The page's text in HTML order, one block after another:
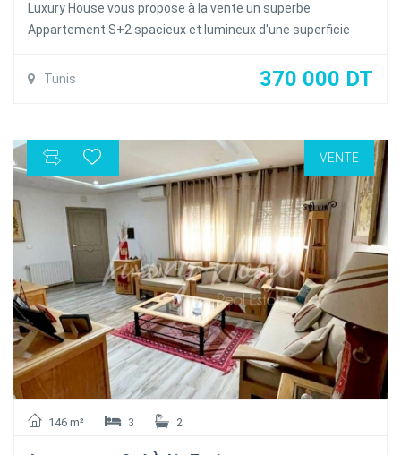
Luxury House vous propose à la vente un superbe
Appartement S+2 spacieux et lumineux d'une superficie
à la Marsa
,hotte , Four ) avec séchoir , deux chambres à coucher avec
dressing partageant une salle de bain commune .
L'appartement est équipée de la climatisation en Split et du
chauffage central .
Tunis 370 000 DT
VENTE
146 m² 3 2